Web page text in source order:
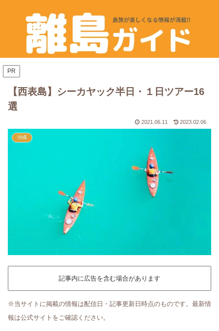
PR
【西表島】シーカヤック半日・１日ツアー16
選
2021.06.11 2023.02.06
沖縄
記事内に広告を含む場合があります
※当サイトに掲載の情報は配信日・記事更新日時点のものです。最新情
報は公式サイトをご確認ください。